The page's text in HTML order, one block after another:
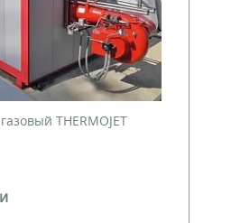
THERMOJET